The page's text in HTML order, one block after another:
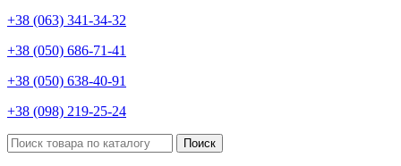
+38 (063) 341-34-32
+38 (050) 686-71-41
+38 (050) 638-40-91
+38 (098) 219-25-24
Поиск